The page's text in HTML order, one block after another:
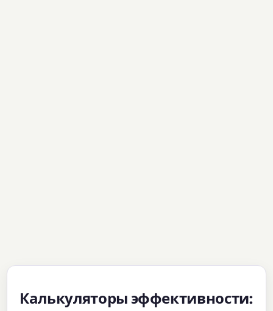
Калькуляторы эффективности: